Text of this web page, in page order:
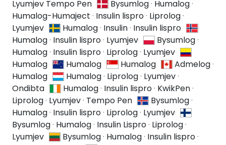
Lyumjev Tempo Pen
Bysumlog· Humalog·
Humalog-Humaject · Insulin lispro· Liprolog·
Lyumjev
Humalog· Insulin· Insulin lispro
Humalog· Insulin lispro· Lyumjev Bysumlog·
Humalog· Insulin lispro· Liprolog· Lyumjev
Humalog
Humalog Humalog Admelog·
Humalog
Humalog· Liprolog· Lyumjev·
Ondibta
Humalog· Insulin lispro· KwikPen·
Liprolog· Lyumjev· Tempo Pen Bysumlog·
Humalog· Insulin lispro· Liprolog· Lyumjev
Bysumlog· Humalog· Insulin Lispro· Liprolog·
Lyumjev
Bysumlog· Humalog· Insulin lispro·